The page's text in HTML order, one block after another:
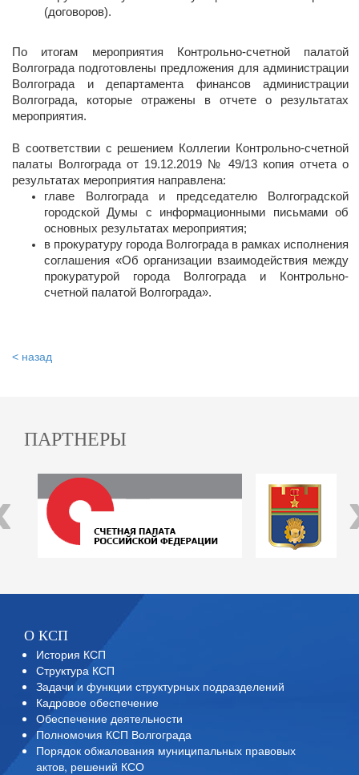
(договоров).
По итогам мероприятия Контрольно-счетной палатой
Волгограда подготовлены предложения для администрации
Волгограда и департамента финансов администрации
Волгограда, которые отражены в отчете о результатах
мероприятия.
В соответствии с решением Коллегии Контрольно-счетной
палаты Волгограда от 19.12.2019 № 49/13 копия отчета о
результатах мероприятия направлена:
главе Волгограда и председателю Волгоградской
городской Думы с информационными письмами об
основных результатах мероприятия;
в прокуратуру города Волгограда в рамках исполнения
соглашения «Об организации взаимодействия между
прокуратурой города Волгограда и Контрольно-
счетной палатой Волгограда».
< назад
ПАРТНЕРЫ
О КСП
История КСП
Структура КСП
Задачи и функции структурных подразделений
Кадровое обеспечение
Обеспечение деятельности
Полномочия КСП Волгограда
Порядок обжалования муниципальных правовых
актов, решений КСО